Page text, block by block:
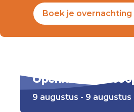
Boek je overnachting
9 augustus - 9 augustus